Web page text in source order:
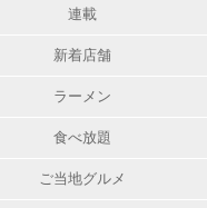
連載
新着店舗
ラーメン
食べ放題
ご当地グルメ